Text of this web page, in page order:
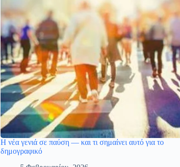
Η νέα γενιά σε παύση — και τι σημαίνει αυτό για το
δημογραφικό